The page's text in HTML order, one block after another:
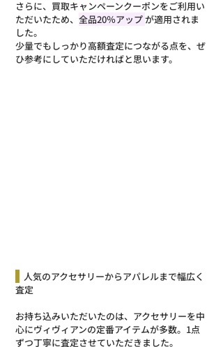
さらに、買取キャンペーンクーポンをご利用い
ただいたため、 全品20％アップ が適用されま
した。
少量でもしっかり高額査定につながる点を、ぜ
ひ参考にしていただければと思います。
人気のアクセサリーからアパレルまで幅広く
査定
お持ち込みいただいたのは、アクセサリーを中
心にヴィヴィアンの定番アイテムが多数。1点
ずつ丁寧に査定させていただきました。